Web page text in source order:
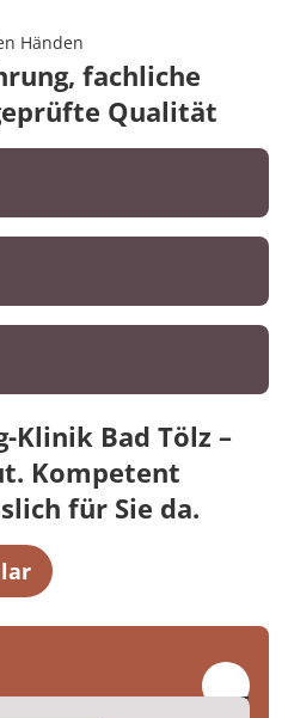
Händen
fachliche
Qualität
Klinik Bad Tölz –
Kompetent
für Sie da.